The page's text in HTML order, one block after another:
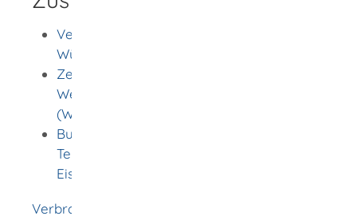
Verbraucherzentrale Baden-
Württemberg e. V.
Zentrale zur Bekämpfung unlauteren
Wettbewerbs Frankfurt am Main e. V.
(Wettbewerbszentrale)
Bundesnetzagentur für Elektrizität, Gas,
Telekommunikation, Post und
Eisenbahnen
Verbraucherzentrale Baden-Württemberg